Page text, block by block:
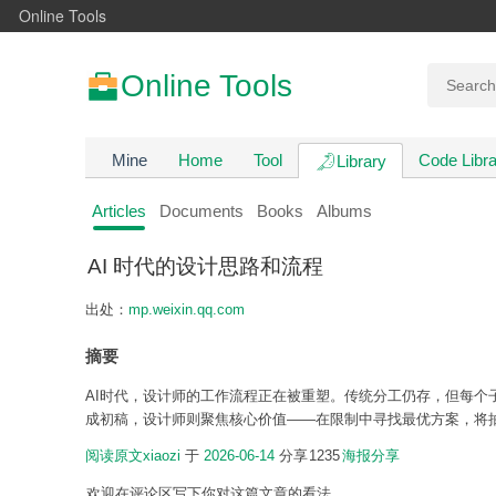
Online Tools
Online Tools
Mine Home Tool Library Code
Articles Documents Books Albums
AI 时代的设计思路和流程
出处： mp.weixin.qq.com
摘要
AI时代，设计师的工作流程正在被重塑。传统分工仍存，但每
成初稿，设计师则聚焦核心价值——在限制中寻找最优方案，将
阅读原文xiaozi 于 2026-06-14 分享1235海报分享